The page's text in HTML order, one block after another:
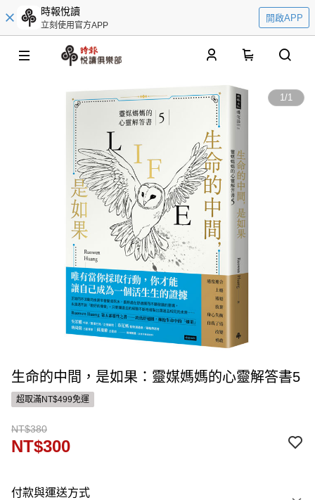
時報悅讀
立刻使用官方APP
開啟APP
1/1
生命的中間，是如果：靈媒媽媽的心靈解答書5
超取滿NT$499免運
NT$380
NT$300
付款與運送方式